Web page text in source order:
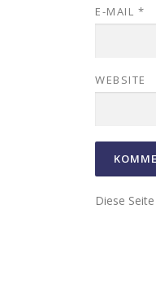
E-MAIL *
WEBSITE
Diese